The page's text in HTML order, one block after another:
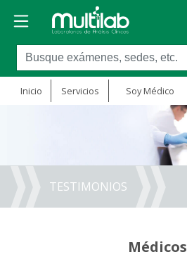
Inicio Servicios Soy Médico
TESTIMONIOS
Médicos